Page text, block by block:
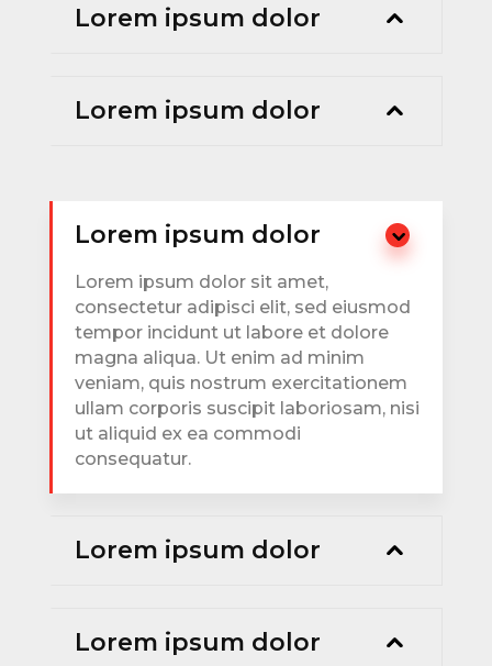
Lorem ipsum dolor
Lorem ipsum dolor
Lorem ipsum dolor
Lorem ipsum dolor sit amet,
consectetur adipisci elit, sed eiusmod
tempor incidunt ut labore et dolore
magna aliqua. Ut enim ad minim
veniam, quis nostrum exercitationem
ullam corporis suscipit laboriosam, nisi
ut aliquid ex ea commodi
consequatur.
Lorem ipsum dolor
Lorem ipsum dolor